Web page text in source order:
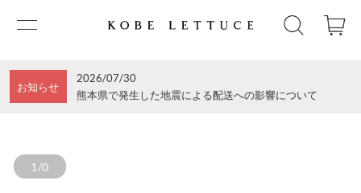
お知らせ
2026/07/30
熊本県で発生した地震による配送への影響について
1/0